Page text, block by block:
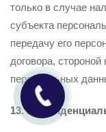
только в случае
субъекта
передачу его
договора, стороной
персональных
13.